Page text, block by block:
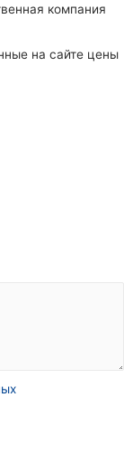
компания
на сайте цены